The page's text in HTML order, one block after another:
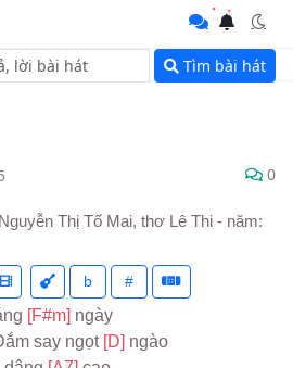
Tìm bài hát
0
Thị Tố Mai, thơ Lê Thi - năm:
b #
[F#m] ngày
say ngọt [D] ngào